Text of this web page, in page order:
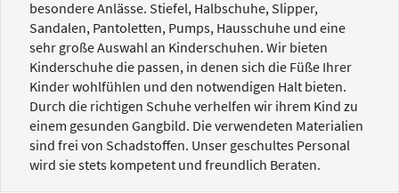
besondere Anlässe. Stiefel, Halbschuhe, Slipper,
Sandalen, Pantoletten, Pumps, Hausschuhe und eine
sehr große Auswahl an Kinderschuhen. Wir bieten
Kinderschuhe die passen, in denen sich die Füße Ihrer
Kinder wohlfühlen und den notwendigen Halt bieten.
Durch die richtigen Schuhe verhelfen wir ihrem Kind zu
einem gesunden Gangbild. Die verwendeten Materialien
sind frei von Schadstoffen. Unser geschultes Personal
wird sie stets kompetent und freundlich Beraten.